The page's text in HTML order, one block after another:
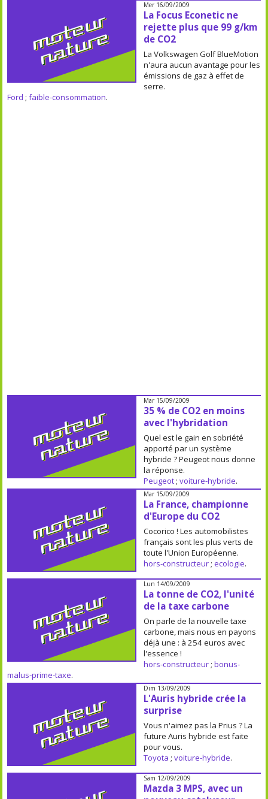
Mer 16/09/2009
La Focus Econetic ne
rejette plus que 99 g/km
de CO2
La Volkswagen Golf BlueMotion
n'aura aucun avantage pour les
émissions de gaz à effet de
serre.
Ford ;faible-consommation.
Mar 15/09/2009
35 % de CO2 en moins
avec l'hybridation
Quel est le gain en sobriété
apporté par un système
hybride ? Peugeot nous donne
la réponse.
Peugeot; voiture-hybride.
Mar 15/09/2009
La France, championne
d'Europe du CO2
Cocorico ! Les automobilistes
français sont les plus verts de
toute l'Union Européenne.
hors-constructeur; ecologie.
Lun 14/09/2009
La tonne de CO2, l'unité
de la taxe carbone
On parle de la nouvelle taxe
carbone, mais nous en payons
déjà une : à 254 euros avec
l'essence !
hors-constructeur; bonus-
malus-prime-taxe.
Dim 13/09/2009
L'Auris hybride crée la
surprise
Vous n'aimez pas la Prius ? La
future Auris hybride est faite
pour vous.
Toyota ; voiture-hybride.
Sam 12/09/2009
Mazda 3 MPS, avec un